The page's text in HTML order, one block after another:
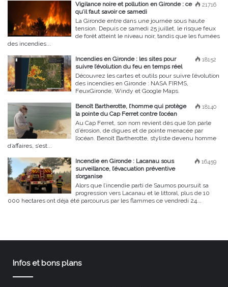
21716
Vigilance noire et pollution en Gironde : ce
qu’il faut savoir ce samedi
La Gironde entre dans une journée sous haute
tension. Depuis ce samedi 25 juillet, le risque feux
de forêt atteint le niveau noir, tandis que les fumées
des incendies...
18152
Incendies en Gironde : les sites pour
suivre l’évolution du feu en temps réel
Découvrez les cartes et outils pour suivre l’évolution
des incendies en Gironde : NASA FIRMS,
FeuxGironde, Windy et Google Maps.
18140
Benoît Bartherotte, l’homme qui protège
la pointe du Cap Ferret contre l’océan
Au Cap Ferret, son nom revient dès que l’on parle
d’érosion, de digues et de pointe menacée par
l’océan. Benoît Bartherotte, styliste devenu homme
d’affaires, s’est...
16459
Incendie en Gironde : Lacanau sous
surveillance, l’évacuation préventive
s’organise
Alors que l’incendie parti de Saumos poursuit sa
progression vers Lacanau et le littoral, plus de 10
000 hectares ont déjà été parcourus par les flammes ce vendredi 24...
Infos et bons plans